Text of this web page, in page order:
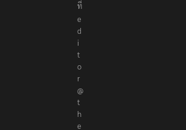
ที่
e
d
i
t
o
r
@
t
h
e